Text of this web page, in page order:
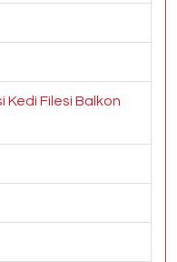
Kedi Filesi Balkon